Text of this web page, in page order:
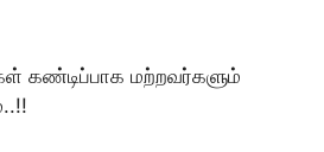
கண்டிப்பாக மற்றவர்களும்